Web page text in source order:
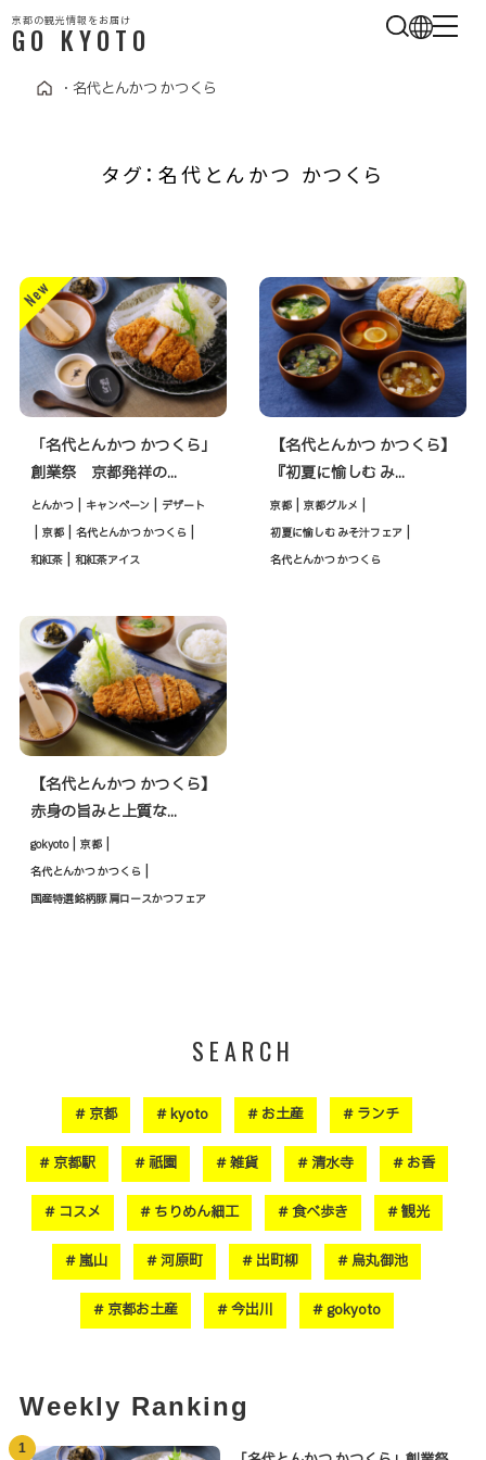
・ 名代とんかつ かつくら
タグ：名代とんかつ かつくら
「名代とんかつ かつくら」
創業祭 京都発祥の...
とんかつ | キャンペーン | デザート
| 京都 | 名代とんかつ かつくら |
和紅茶 | 和紅茶アイス
【名代とんかつ かつくら】
『初夏に愉しむ み...
京都 | 京都グルメ |
初夏に愉しむ みそ汁フェア |
名代とんかつ かつくら
【名代とんかつ かつくら】
赤身の旨みと上質な...
gokyoto | 京都 |
名代とんかつ かつくら |
国産特選銘柄豚 肩ロースかつフェア
SEARCH
京都 kyoto お土産 ランチ
京都駅 祇園 雑貨 清水寺 お香
コスメ ちりめん細工 食べ歩き 観光
嵐山 河原町 出町柳 烏丸御池
京都お土産 今出川 gokyoto
Weekly Ranking
1
京都の観光情報をお届け
GO KYOTO